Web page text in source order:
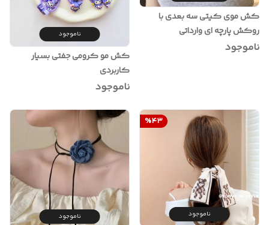
کش موی کیتی سه بعدی با
روکش پارچه ای وارداتی
ناموجود
ناموجود
کش مو کرومی جفتی بسیار
کاربردی
ناموجود
%43
ناموجود ناموجود